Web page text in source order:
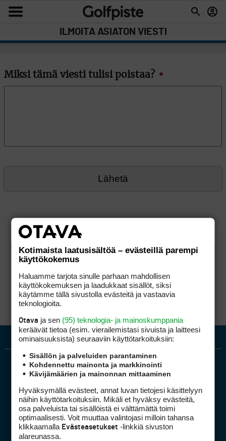
ILMOITA ASIATON VIESTI
Miksi tämä viesti tulisi poistaa? *
Golfpiste mediakortti
Kotimaista laatusisältöä – evästeillä parempi
käyttökokemus
Haluamme tarjota sinulle parhaan mahdollisen
käyttökokemuksen ja laadukkaat sisällöt, siksi
käytämme tällä sivustolla evästeitä ja vastaavia
teknologioita.
Otava ja sen (95) teknologia- ja mainoskumppania
keräävät tietoa (esim. vierailemis­tasi sivuista ja laitteesi
ominaisuuk­sista) seuraaviin käyttötarkoituksiin:
Sisällön ja palveluiden parantaminen
Kohdennettu mainonta ja markkinointi
Kävijämäärien ja mainonnan mittaaminen
Hyväksymällä evästeet, annat luvan tietojesi käsittelyyn
näihin käyttötarkoituksiin. Mikäli et hyväksy evästeitä,
osa palveluista tai sisällöistä ei välttämättä toimi
optimaalisesti. Voit muuttaa valintojasi milloin tahansa
klikkaamalla Evästeasetukset -linkkiä sivuston
alareunassa.